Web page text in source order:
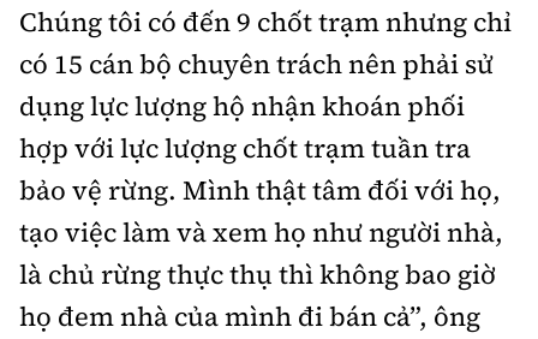
Chúng tôi có đến 9 chốt trạm nhưng chỉ
có 15 cán bộ chuyên trách nên phải sử
dụng lực lượng hộ nhận khoán phối
hợp với lực lượng chốt trạm tuần tra
bảo vệ rừng. Mình thật tâm đối với họ,
tạo việc làm và xem họ như người nhà,
là chủ rừng thực thụ thì không bao giờ
họ đem nhà của mình đi bán cả”, ông